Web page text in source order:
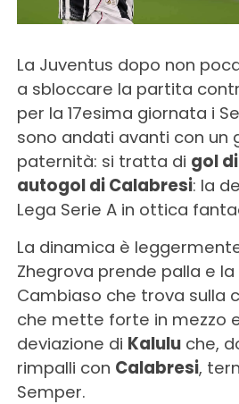
La Juventus dopo non
a sbloccare la partita
per la 17esima giornata i
sono andati avanti con un
paternità: si tratta di gol
autogol di Calabresi: la
Lega Serie A in ottica
La dinamica è
Zhegrova prende palla e
Cambiaso che trova sulla
che mette forte in mezzo
deviazione di Kaluluche,
rimpalli con Calabresi,
Semper.